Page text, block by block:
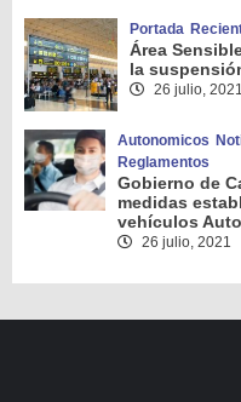
Portada
Área
la
26 julio, 2021
Autonomicos
Reglamentos
Gobierno de
medidas
vehículos
26 julio, 2021